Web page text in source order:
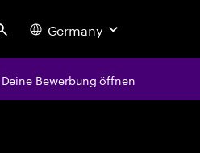
Search Germany
Deine Bewerbung öffnen